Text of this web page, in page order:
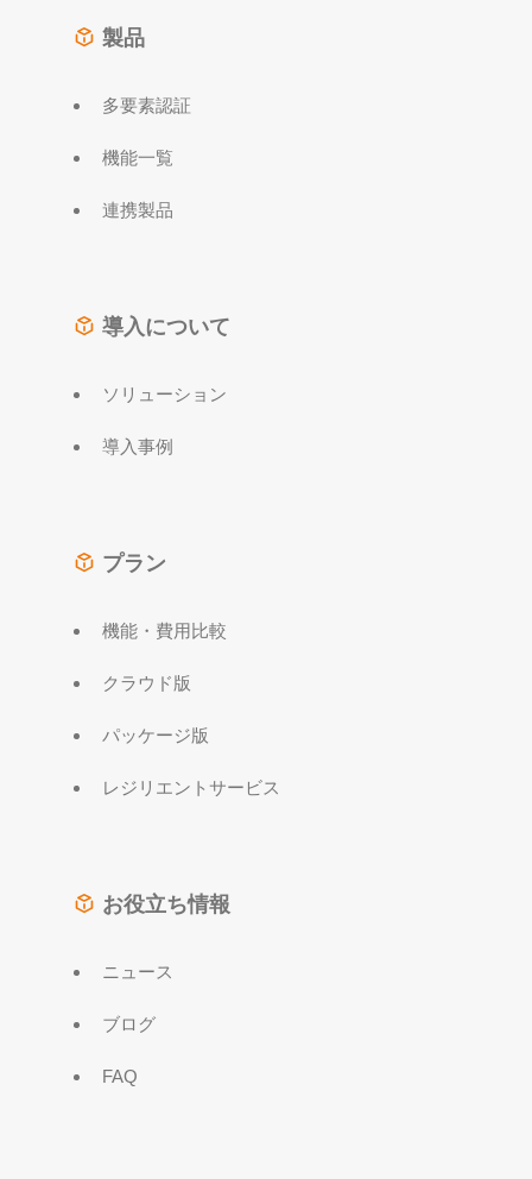
製品
多要素認証
機能一覧
連携製品
導入について
ソリューション
導入事例
プラン
機能・費用比較
クラウド版
パッケージ版
レジリエントサービス
お役立ち情報
ニュース
ブログ
FAQ